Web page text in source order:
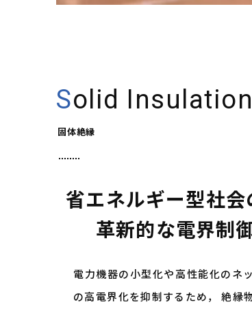
Solid Insulation
固体絶縁
省エネルギー型社
革新的な電界制
電力機器の小型化や高性能化のネ
の高電界化を抑制するため， 絶縁